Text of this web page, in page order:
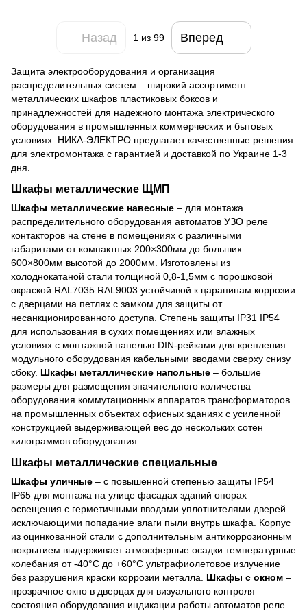
Назад 1 из 99 Вперед
Защита электрооборудования и организация
распределительных систем – широкий ассортимент
металлических шкафов пластиковых боксов и
принадлежностей для надежного монтажа электрического
оборудования в промышленных коммерческих и бытовых
условиях. НИКА-ЭЛЕКТРО предлагает качественные решения
для электромонтажа с гарантией и доставкой по Украине 1-3
дня.
Шкафы металлические ЩМП
Шкафы металлические навесные – для монтажа
распределительного оборудования автоматов УЗО реле
контакторов на стене в помещениях с различными
габаритами от компактных 200×300мм до больших
600×800мм высотой до 2000мм. Изготовлены из
холоднокатаной стали толщиной 0,8-1,5мм с порошковой
окраской RAL7035 RAL9003 устойчивой к царапинам коррозии
с дверцами на петлях с замком для защиты от
несанкционированного доступа. Степень защиты IP31 IP54
для использования в сухих помещениях или влажных
условиях с монтажной панелью DIN-рейками для крепления
модульного оборудования кабельными вводами сверху снизу
сбоку. Шкафы металлические напольные – большие
размеры для размещения значительного количества
оборудования коммутационных аппаратов трансформаторов
на промышленных объектах офисных зданиях с усиленной
конструкцией выдерживающей вес до нескольких сотен
килограммов оборудования.
Шкафы металлические специальные
Шкафы уличные – с повышенной степенью защиты IP54
IP65 для монтажа на улице фасадах зданий опорах
освещения с герметичными вводами уплотнителями дверей
исключающими попадание влаги пыли внутрь шкафа. Корпус
из оцинкованной стали с дополнительным антикоррозионным
покрытием выдерживает атмосферные осадки температурные
колебания от -40°C до +60°C ультрафиолетовое излучение
без разрушения краски коррозии металла. Шкафы с окном –
прозрачное окно в дверцах для визуального контроля
состояния оборудования индикации работы автоматов реле